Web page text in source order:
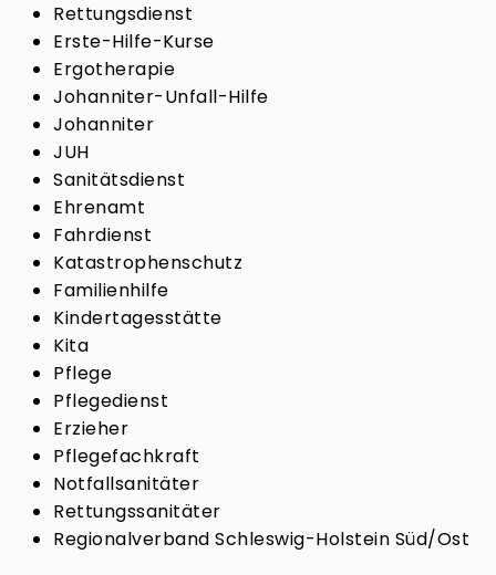
Rettungsdienst
Erste-Hilfe-Kurse
Ergotherapie
Johanniter-Unfall-Hilfe
Johanniter
JUH
Sanitätsdienst
Ehrenamt
Fahrdienst
Katastrophenschutz
Familienhilfe
Kindertagesstätte
Kita
Pflege
Pflegedienst
Erzieher
Pflegefachkraft
Notfallsanitäter
Rettungssanitäter
Regionalverband Schleswig-Holstein Süd/Ost